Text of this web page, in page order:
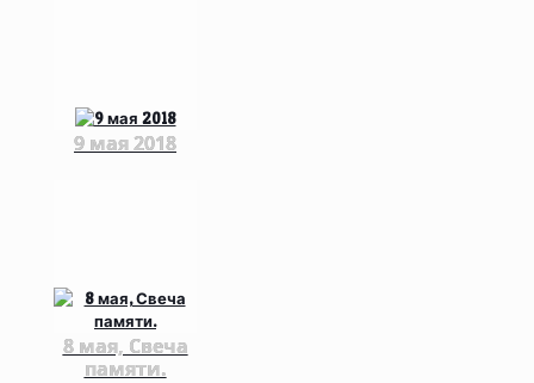
9 мая 2018
8 мая, Свеча
памяти.